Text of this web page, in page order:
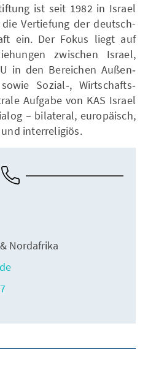
ist seit 1982 in Israel
Vertiefung der deutsch-
ein. Der Fokus liegt auf
zwischen Israel,
in den Bereichen Außen‑
Sozial‑, Wirtschafts‑
Aufgabe von KAS Israel
– bilateral, europäisch,
interreligiös.
Nordafrika